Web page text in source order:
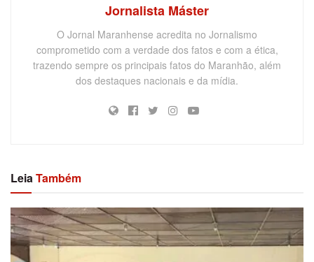
Jornalista Máster
O Jornal Maranhense acredita no Jornalismo
comprometido com a verdade dos fatos e com a ética,
trazendo sempre os principais fatos do Maranhão, além
dos destaques nacionais e da mídia.
LeiaTambém